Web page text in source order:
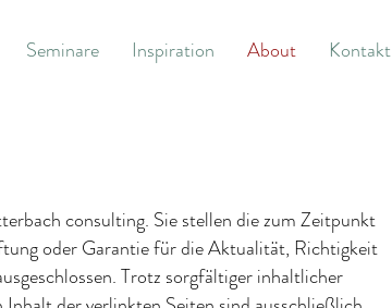
Seminare Inspiration About Kontakt
consulting. Sie stellen die zum Zeitpunkt
oder Garantie für die Aktualität, Richtigkeit
Trotz sorgfältiger inhaltlicher